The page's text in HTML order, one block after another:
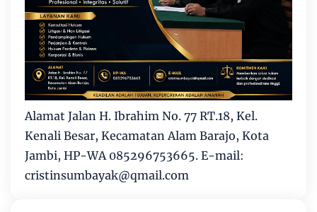
Alamat Jalan H. Ibrahim No. 77 RT.18, Kel.
Kenali Besar, Kecamatan Alam Barajo, Kota
Jambi, HP-WA 085296753665. E-mail:
cristinsumbayak@qmail.com